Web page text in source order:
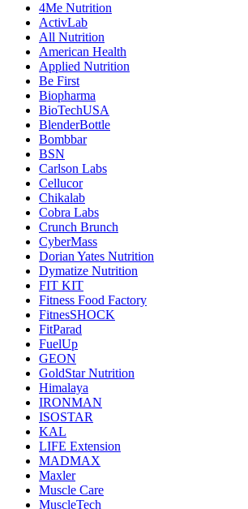
4Me Nutrition
ActivLab
All Nutrition
American Health
Applied Nutrition
Be First
Biopharma
BioTechUSA
BlenderBottle
Bombbar
BSN
Carlson Labs
Cellucor
Chikalab
Cobra Labs
Crunch Brunch
CyberMass
Dorian Yates Nutrition
Dymatize Nutrition
FIT KIT
Fitness Food Factory
FitnesSHOCK
FitParad
FuelUp
GEON
GoldStar Nutrition
Himalaya
IRONMAN
ISOSTAR
KAL
LIFE Extension
MADMAX
Maxler
Muscle Care
MuscleTech